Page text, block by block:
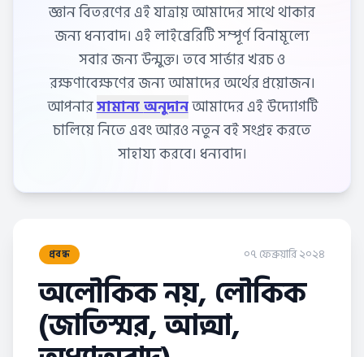
জ্ঞান বিতরণের এই যাত্রায় আমাদের সাথে থাকার
জন্য ধন্যবাদ। এই লাইব্রেরিটি সম্পূর্ণ বিনামূল্যে
সবার জন্য উন্মুক্ত। তবে সার্ভার খরচ ও
রক্ষণাবেক্ষণের জন্য আমাদের অর্থের প্রয়োজন।
আপনার
সামান্য অনুদানআমাদের এই উদ্যোগটি
চালিয়ে নিতে এবং আরও নতুন বই সংগ্রহ করতে
সাহায্য করবে। ধন্যবাদ।
প্রবন্ধ ০৭ ফেব্রুয়ারি ২০২৪
অলৌকিক নয়, লৌকিক
(জাতিস্মর, আত্মা,